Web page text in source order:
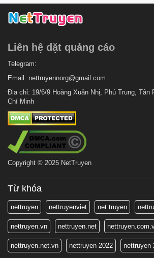
Liên hệ dặt quảng cáo
Telegram:
Email: nettruyennorg@gmail.com
Địa chỉ: 19/6/9 Hoàng Xuân Nhị, Phú Trung, Tân
Chí Minh
Copyright © 2025 NetTruyen
Từ khóa
nettruyen nettruyenviet net truyen
nettruyen.vn nettruyen.net
nettruyen.net.vn nettruyen 2022 nettruyen